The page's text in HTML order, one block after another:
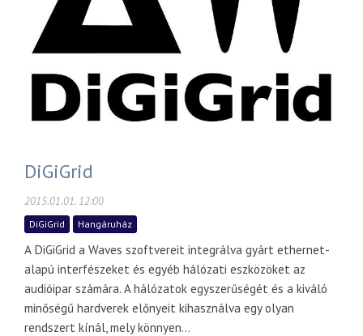
DiGiGrid
2015.01.01. 12:00
DiGiGrid Hangáruház
A DiGiGrid a Waves szoftvereit integrálva gyárt ethernet-
alapú interfészeket és egyéb hálózati eszközöket az
audióipar számára. A hálózatok egyszerűségét és a kiváló
minőségű hardverek előnyeit kihasználva egy olyan
rendszert kínál, mely könnyen...